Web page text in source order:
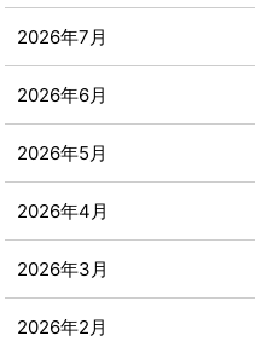
2026年7月
2026年6月
2026年5月
2026年4月
2026年3月
2026年2月